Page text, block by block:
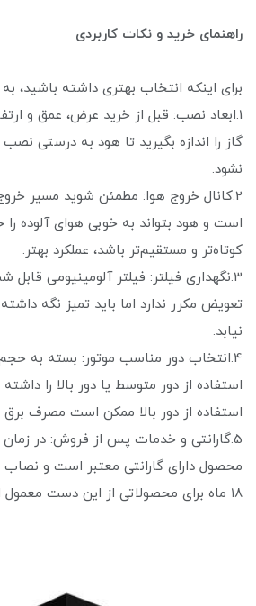
راهنمای خرید و نکات کاربردی
برای اینکه انتخاب بهتری داشته باشید،
1.ابعاد نصب: قبل از خرید عرض، عمق و
گاز را اندازه بگیرید تا هود به درستی
نشود.
2.کانال خروج هوا: مطمئن شوید مسیر
است و هود بتواند به خوبی هوای آلوده را
کوتاه‌تر و مستقیم‌تر باشد، عملکرد بهتر.
3.نگهداری فیلتر: فیلتر آلومینیومی
تعویض مکرر ندارد اما باید تمیز نگه
نیابد.
4.انتخاب دور مناسب موتور: بسته به
استفاده از دور متوسط یا دور بالا را
استفاده از دور بالا ممکن است مصرف برق و
5.گارانتی و خدمات پس از فروش: در
محصول دارای گارانتی معتبر است و نصاب
۱۸ ماه برای محصولاتی از این دست معمول است.